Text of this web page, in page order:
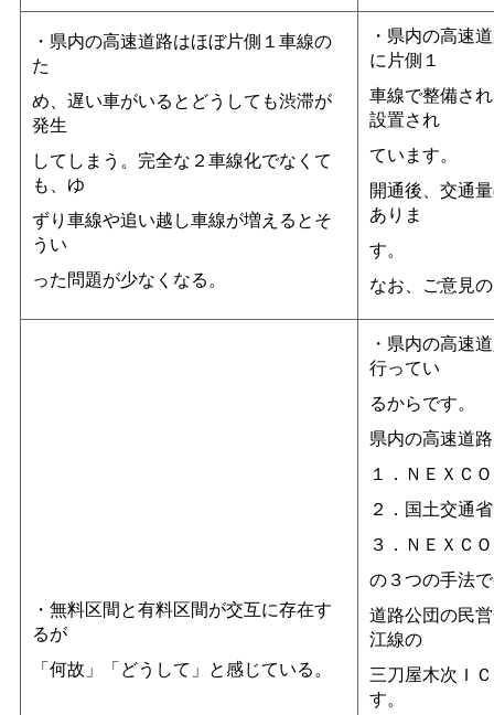
・県内の高速道路はほぼ片側１車線の
た
め、遅い車がいるとどうしても渋滞が
発生
してしまう。完全な２車線化でなくて
も、ゆ
ずり車線や追い越し車線が増えるとそ
うい
った問題が少なくなる。
・県内の高速
に片側１
車線で整備さ
設置され
ています。
開通後、交通
ありま
す。
なお、ご意見
・無料区間と有料区間が交互に存在す
るが
「何故」「どうして」と感じている。
・県内の高速
行ってい
るからです。
県内の高速道
１．ＮＥＸＣ
２．国土交通
３．ＮＥＸＣ
の３つの手法
道路公団の民
江線の
三刀屋木次Ｉ
す。